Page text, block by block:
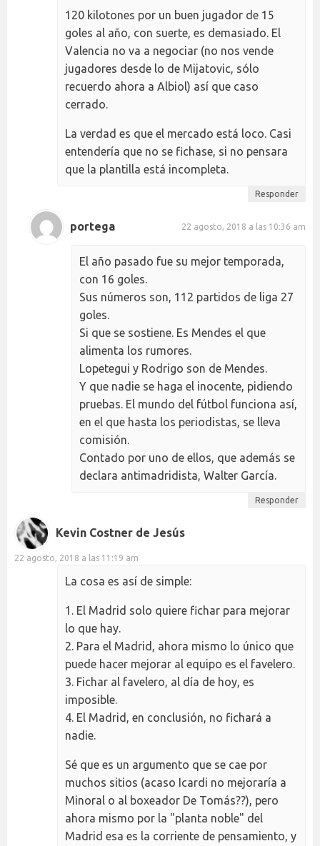
120 kilotones por un buen jugador de 15
goles al año, con suerte, es demasiado. El
Valencia no va a negociar (no nos vende
jugadores desde lo de Mijatovic, sólo
recuerdo ahora a Albiol) así que caso
cerrado.
La verdad es que el mercado está loco. Casi
entendería que no se fichase, si no pensara
que la plantilla está incompleta.
Responder
portega 22 agosto, 2018 a las 10:36 am
El año pasado fue su mejor temporada,
con 16 goles.
Sus números son, 112 partidos de liga 27
goles.
Si que se sostiene. Es Mendes el que
alimenta los rumores.
Lopetegui y Rodrigo son de Mendes.
Y que nadie se haga el inocente, pidiendo
pruebas. El mundo del fútbol funciona así,
en el que hasta los periodistas, se lleva
comisión.
Contado por uno de ellos, que además se
declara antimadridista, Walter García.
Responder
Kevin Costner de Jesús
22 agosto, 2018 a las 11:19 am
La cosa es así de simple:
1. El Madrid solo quiere fichar para mejorar
lo que hay.
2. Para el Madrid, ahora mismo lo único que
puede hacer mejorar al equipo es el favelero.
3. Fichar al favelero, al día de hoy, es
imposible.
4. El Madrid, en conclusión, no fichará a
nadie.
Sé que es un argumento que se cae por
muchos sitios (acaso Icardi no mejoraría a
Minoral o al boxeador De Tomás??), pero
ahora mismo por la "planta noble" del
Madrid esa es la corriente de pensamiento, y